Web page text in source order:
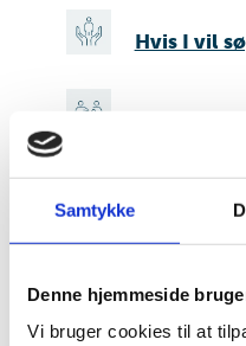
Samtykke
Denne hjemmeside
Vi bruger cookies til at
Hvis I vil
Hvis du